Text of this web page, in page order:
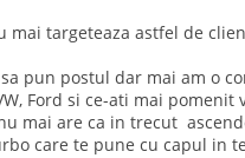
mai targeteaza astfel de
pun postul dar mai am o
Ford si ce-ati mai pomenit
mai are ca in trecut
care te pune cu capul in